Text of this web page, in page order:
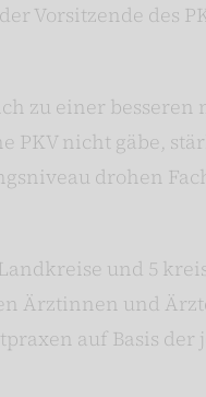
Vorsitzende des
zu einer besseren
PKV nicht gäbe,
drohen
und 5
Ärztinnen und
auf Basis